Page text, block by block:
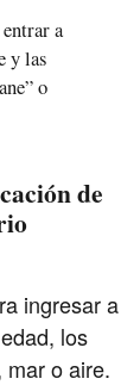
a
y las
o
de
ingresar a
los
mar o aire.